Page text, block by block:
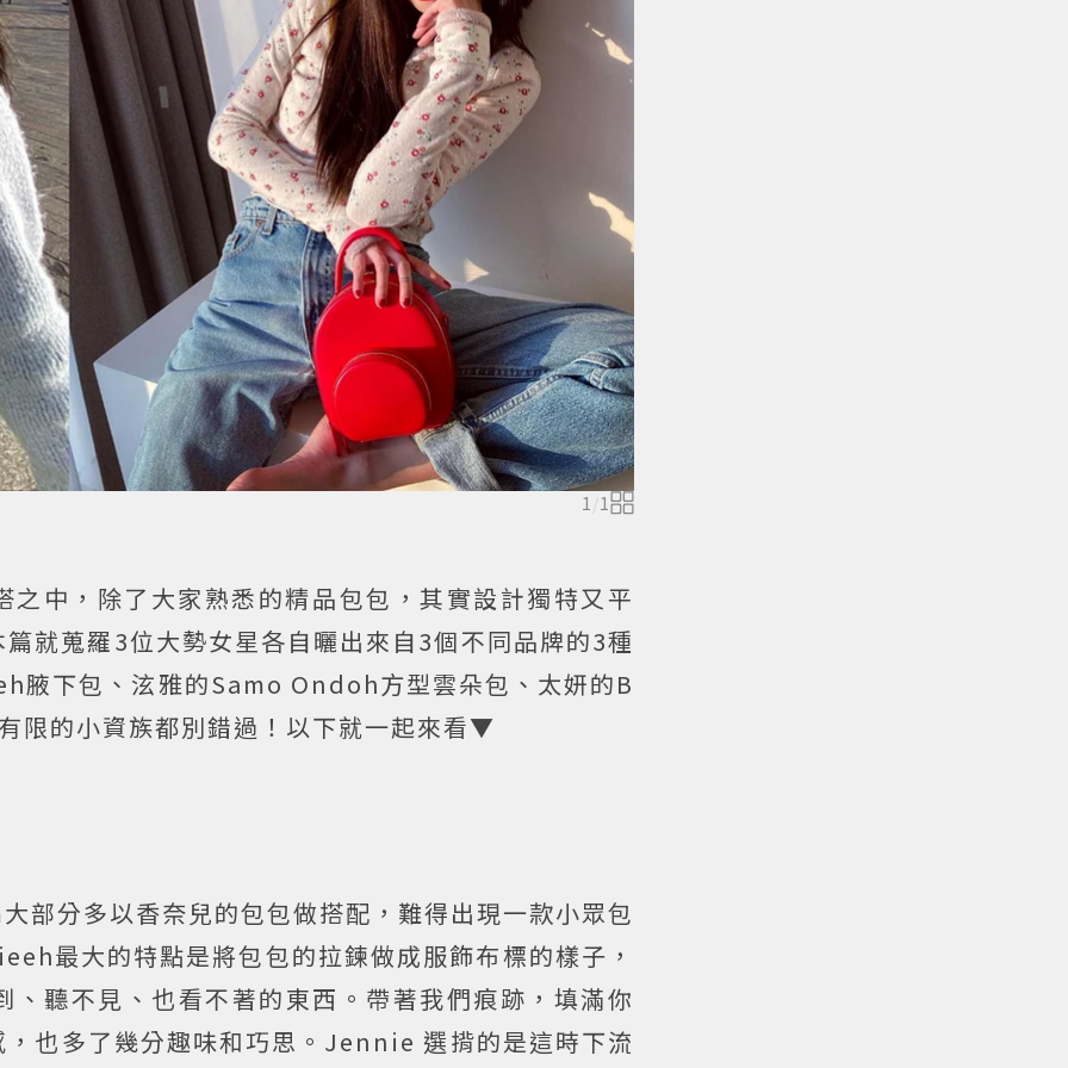
1/1
中，除了大家熟悉的精品包包，其實設計獨特又平
就蒐羅3位大勢女星各自曬出來自3個不同品牌的3種
下包、泫雅的Samo Ondoh方型雲朵包、太妍的B
限的小資族都別錯過！以下就一起來看▼
分多以香奈兒的包包做搭配，難得出現一款小眾包
最大的特點是將包包的拉鍊做成服飾布標的樣子，
聽不見、也看不著的東西。帶著我們痕跡，填滿你
也多了幾分趣味和巧思。Jennie 選揹的是這時下流